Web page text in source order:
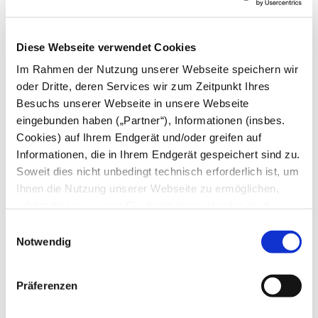
Diese Webseite verwendet Cookies
Im Rahmen der Nutzung unserer Webseite speichern wir
oder Dritte, deren Services wir zum Zeitpunkt Ihres
Besuchs unserer Webseite in unsere Webseite
eingebunden haben („Partner“), Informationen (insbes.
Cookies) auf Ihrem Endgerät und/oder greifen auf
Informationen, die in Ihrem Endgerät gespeichert sind zu.
Soweit dies nicht unbedingt technisch erforderlich ist, um
Ihnen die Nutzung unserer Webseite zu ermöglichen,
Erstellung von Statistiken über die Nutzung unserer
Webseite für uns, aber auch für die Partner zur eigenen
Nutzung. Details hierzu, insbesondere auch zu den
verarbeiteten Kategorien personenbezogener Daten und
Notwendig
Präferenzen
Februar
2024
Dezember
November
Oktober
September
August
Juni
Februar
2023